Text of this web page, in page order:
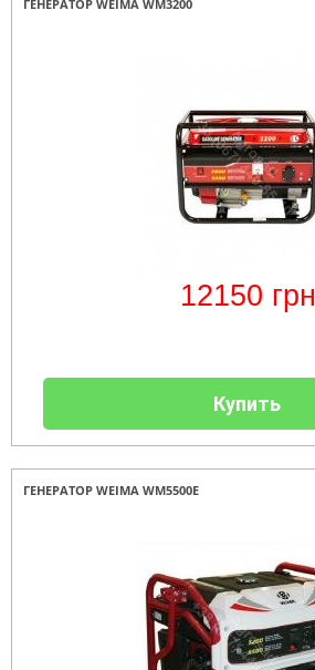
ГЕНЕРАТОР WEIMA WM3200
12150 грн
Купить
ГЕНЕРАТОР WEIMA WM5500E